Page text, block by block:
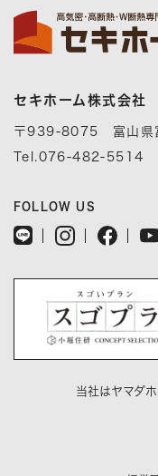
セキホーム株式会社
〒939-8075 富山県
Tel.076-482-5514
FOLLOW US
当社はヤマダ